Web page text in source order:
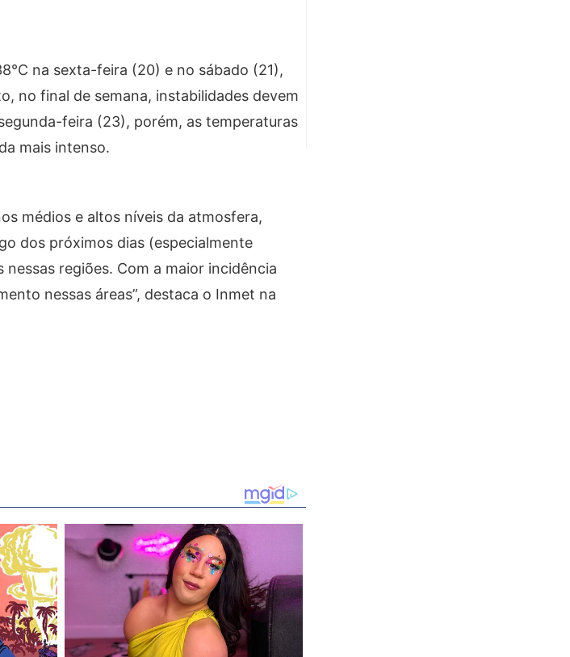
na sexta-feira (20) e no sábado (21),
no final de semana, instabilidades devem
feira (23), porém, as temperaturas
mais intenso.
médios e altos níveis da atmosfera,
dos próximos dias (especialmente
regiões. Com a maior incidência
nessas áreas”, destaca o Inmet na